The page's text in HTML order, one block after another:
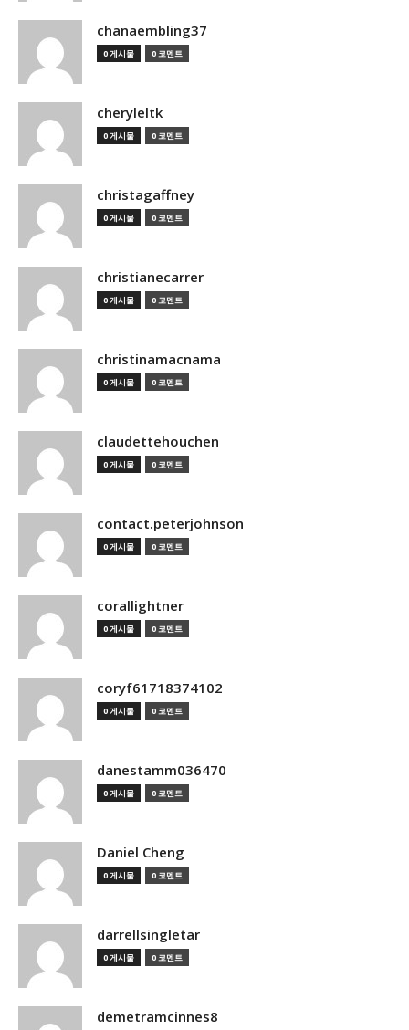
chanaembling37
0 게시물 0 코멘트
cheryleltk
0 게시물 0 코멘트
christagaffney
0 게시물 0 코멘트
christianecarrer
0 게시물 0 코멘트
christinamacnama
0 게시물 0 코멘트
claudettehouchen
0 게시물 0 코멘트
contact.peterjohnson
0 게시물 0 코멘트
corallightner
0 게시물 0 코멘트
coryf61718374102
0 게시물 0 코멘트
danestamm036470
0 게시물 0 코멘트
Daniel Cheng
0 게시물 0 코멘트
darrellsingletar
0 게시물 0 코멘트
demetramcinnes8